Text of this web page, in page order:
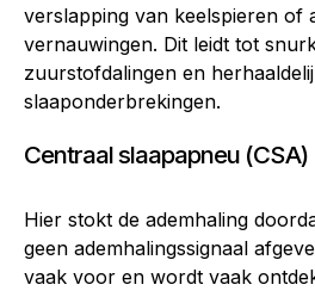
verslapping van keelspieren of
vernauwingen. Dit leidt tot
zuurstofdalingen en
slaaponderbrekingen.
Centraal slaapapneu (CSA)
Hier stokt de ademhaling
geen ademhalingssignaal
vaak voor en wordt vaak